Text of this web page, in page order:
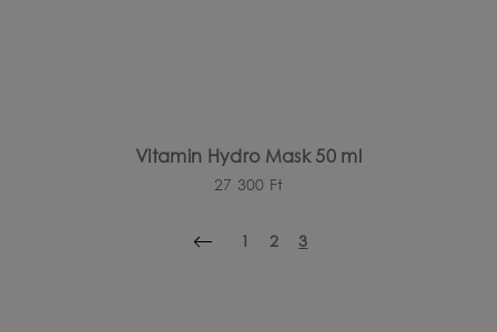
Vitamin Hydro Mask 50 ml
27 300 Ft
1 2 3